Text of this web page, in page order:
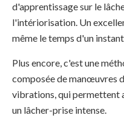
d'apprentissage sur le
l'intériorisation. Un
même le temps d'un
Plus encore, c'est une
composée de manœuvres
vibrations, qui permettent
un lâcher-prise intense.